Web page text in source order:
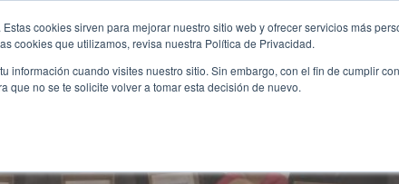
cookies sirven para mejorar nuestro sitio web y ofrecer servicios más
cookies que utilizamos, revisa nuestra Política de Privacidad.
información cuando visites nuestro sitio. Sin embargo, con el fin de cumplir
que no se te solicite volver a tomar esta decisión de nuevo.
B2B FILANTROPÍA LONGEVIDAD